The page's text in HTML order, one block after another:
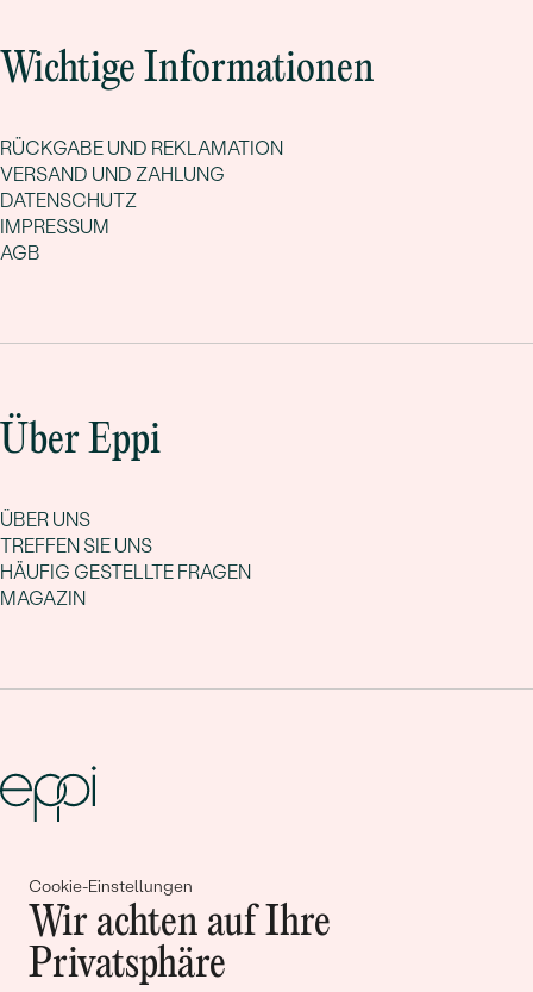
Cookie-Einstellungen
Wir achten auf Ihre
Privatsphäre
Wichtige Informationen
RÜCKGABE UND REKLAMATION
VERSAND UND ZAHLUNG
DATENSCHUTZ
IMPRESSUM
AGB
Über Eppi
ÜBER UNS
TREFFEN SIE UNS
HÄUFIG GESTELLTE FRAGEN
MAGAZIN
Gemeinsam erschaffen wir
Geschichten von Schönheit und
Liebe